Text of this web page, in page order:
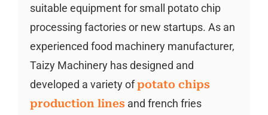
suitable equipment for small potato chip
processing factories or new startups. As an
experienced food machinery manufacturer,
Taizy Machinery has designed and
developed a variety ofpotato chips
production lines and french fries